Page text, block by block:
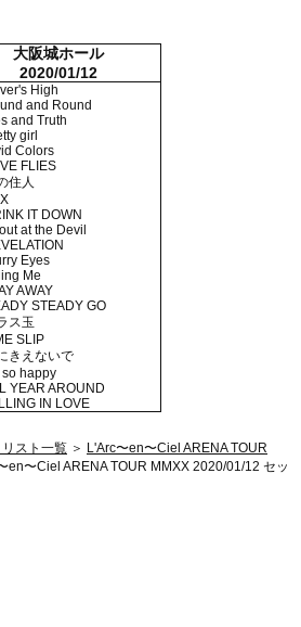
大阪城ホール
2020/01/12
High
and Round
and Truth
girl
Colors
FLIES
住人
IT DOWN
at the Devil
Eyes
Me
AWAY
STEADY GO
ス玉
SLIP
きえないで
so happy
YEAR AROUND
IN LOVE
スト一覧 ＞ L'Arc〜en〜Ciel ARENA TOUR
en〜Ciel ARENA TOUR MMXX 2020/01/12 セッ